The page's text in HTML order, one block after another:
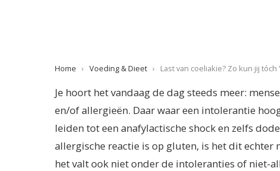
Home › Voeding & Dieet › Last van coeliakie? Zo kun jij
Je hoort het vandaag de dag steeds meer:
en/of allergieën. Daar waar een intolerantie
leiden tot een anafylactische shock en zelfs
allergische reactie is op gluten, is het dit
het valt ook niet onder de intoleranties of niet-